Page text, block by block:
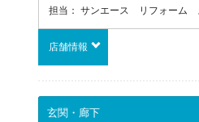
担当： サンエース リフォーム
店舗情報